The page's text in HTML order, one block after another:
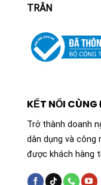
TRÂN
KẾT NỐI
Trở thành doanh
dân dụng và công
được khách hàng